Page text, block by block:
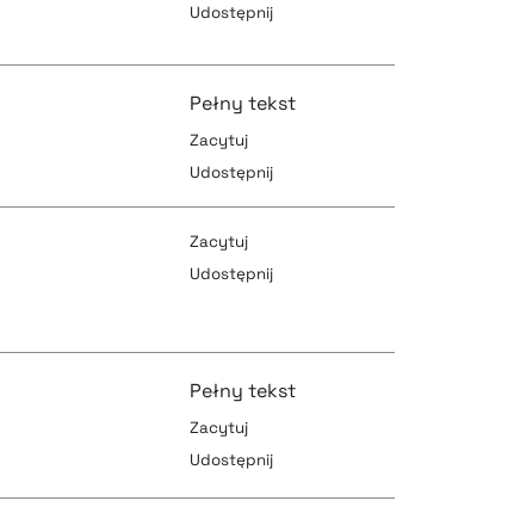
pobierz cytat
Udostępnij
pobierz cytat
Pełny tekst
Zacytuj
Udostępnij
pobierz cytat
Zacytuj
Udostępnij
pobierz cytat
Pełny tekst
Zacytuj
Udostępnij